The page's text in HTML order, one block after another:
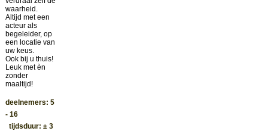
waarheid.
Altijd met een
acteur als
begeleider, op
een locatie van
uw keus.
Ook bij u thuis!
Leuk met èn
zonder
maaltijd!
deelnemers: 5
- 16
tijdsduur: ± 3